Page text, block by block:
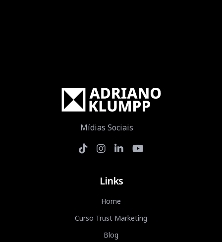
Mídias Sociais
Links
Home
Curso Trust Marketing
Blog